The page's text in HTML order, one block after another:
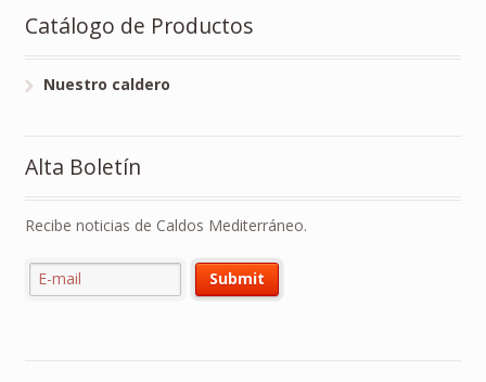
Catálogo de Productos
Nuestro caldero
Alta Boletín
Recibe noticias de Caldos Mediterráneo.